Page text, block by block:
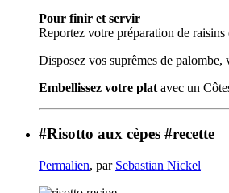
Pour finir et servir
Reportez votre préparation de
Disposez vos suprêmes de palombe,
Embellissez votre plat avec un
#Risotto aux cèpes #recette
Permalien, par Sebastian Nickel